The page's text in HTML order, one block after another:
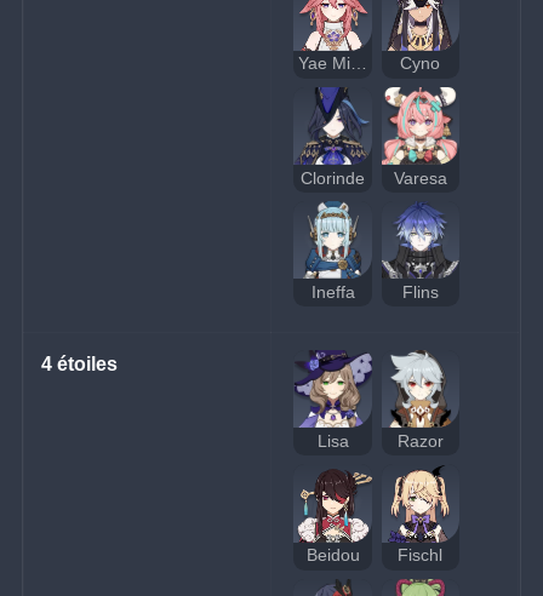
Yae Miko Cyno
Clorinde Varesa
Ineffa Flins
4 étoiles
Lisa Razor
Beidou Fischl